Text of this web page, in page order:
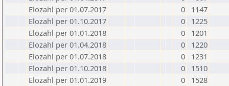
Elozahl per 01.07.2017
0
1147
Elozahl per 01.10.2017
0
1225
Elozahl per 01.01.2018
0
1201
Elozahl per 01.04.2018
0
1220
Elozahl per 01.07.2018
0
1231
Elozahl per 01.10.2018
0
1510
Elozahl per 01.01.2019
0
1528